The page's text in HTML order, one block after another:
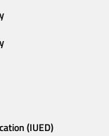
(IUED)